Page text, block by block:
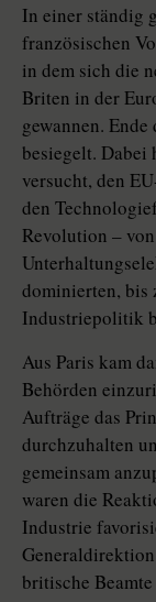
In einer ständig
französischen
in dem sich die
Briten in der
gewannen.
besiegelt. Dabei
versucht, den
den
Revolution –
dominierten, bis
Industriepolitik
Aus Paris kam
Behörden
Aufträge das
durchzuhalten
gemeinsam
waren die
Industrie
britische